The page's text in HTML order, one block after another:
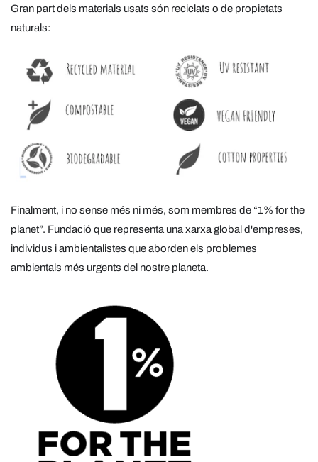
Gran part dels materials usats són reciclats o de propietats
naturals:
Finalment, i no sense més ni més, som membres de “1% for the
planet”. Fundació que representa una xarxa global d'empreses,
individus i ambientalistes que aborden els problemes
ambientals més urgents del nostre planeta.